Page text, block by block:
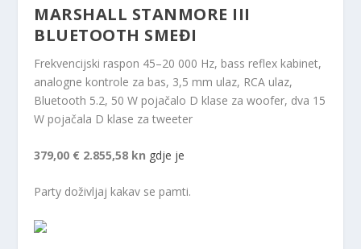
MARSHALL STANMORE III
BLUETOOTH SMEĐI
Frekvencijski raspon 45–20 000 Hz, bass reflex kabinet,
analogne kontrole za bas, 3,5 mm ulaz, RCA ulaz,
Bluetooth 5.2, 50 W pojačalo D klase za woofer, dva 15
W pojačala D klase za tweeter
379,00 € 2.855,58 kn gdje je
Party doživljaj kakav se pamti.